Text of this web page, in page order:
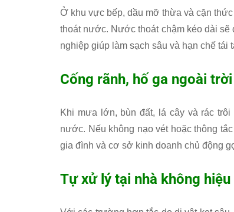
Ở khu vực bếp, dầu mỡ thừa và cặn
thoát nước. Nước thoát chậm kéo dài sẽ
nghiệp giúp làm sạch sâu và hạn chế tái
Cống rãnh, hố ga ngoài
Khi mưa lớn, bùn đất, lá cây và rác
nước. Nếu không nạo vét hoặc thông
gia đình và cơ sở kinh doanh chủ động
Tự xử lý tại nhà không